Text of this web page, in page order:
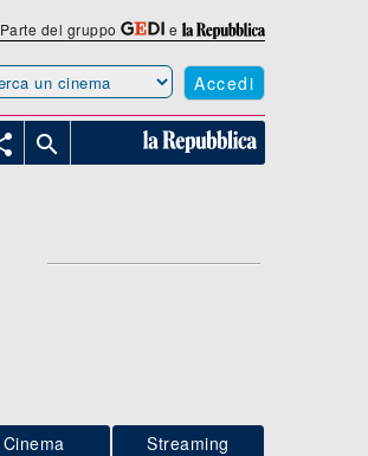
Parte del gruppo e
Accedi

Cinema Streaming